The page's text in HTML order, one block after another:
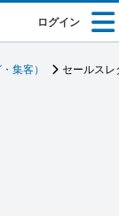
ログイン
集客） セールスレ